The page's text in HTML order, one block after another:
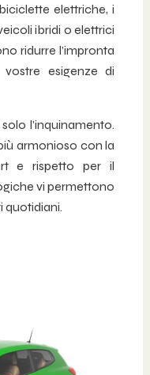
elettriche, i
ibridi o elettrici
ridurre l’impronta
esigenze di
l’inquinamento.
armonioso con la
e rispetto per il
vi permettono
quotidiani.